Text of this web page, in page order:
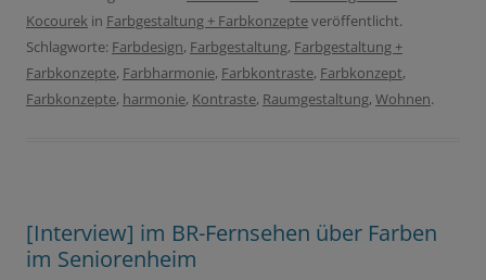
Kocourek in Farbgestaltung + Farbkonzepteveröffentlicht.
Schlagworte: Farbdesign, Farbgestaltung, Farbgestaltung +
Farbkonzepte, Farbharmonie, Farbkontraste, Farbkonzept,
Farbkonzepte, harmonie, Kontraste, Raumgestaltung, Wohnen.
[Interview] im BR-Fernsehen über Farben
im Seniorenheim